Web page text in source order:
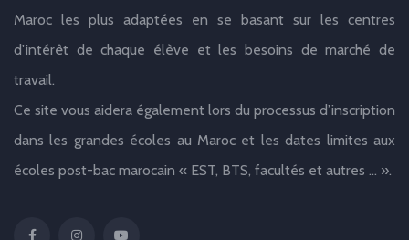
Maroc les plus adaptées en se basant sur les centres
d’intérêt de chaque élève et les besoins de marché de
travail.
Ce site vous aidera également lors du processus d’inscription
dans les grandes écoles au Maroc et les dates limites aux
écoles post-bac marocain « EST, BTS, facultés et autres … ».